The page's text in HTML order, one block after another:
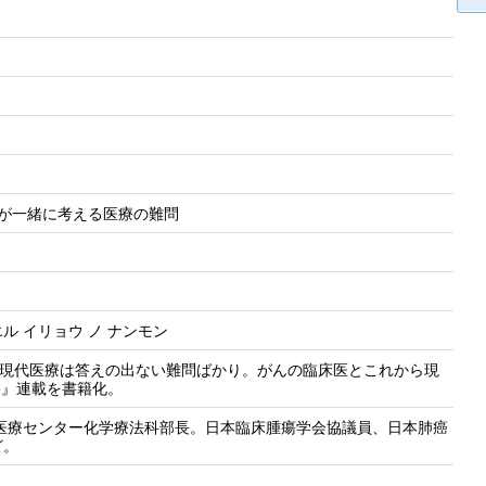
一緒に考える医療の難問
イリョウ ノ ナンモン
代医療は答えの出ない難問ばかり。がんの臨床医とこれから現
連載を書籍化。
センター化学療法科部長。日本臨床腫瘍学会協議員、日本肺癌